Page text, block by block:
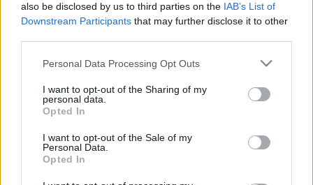
also be disclosed by us to third parties on the IAB’s List of
Downstream Participants that may further disclose it to other
Please note that this website/app uses one or more Google
not limited to your visit or usage behaviour. You may click to
grant or deny consent to Google and its third-party tags to
use your data for below specified purposes in below Google
consent section.
Personal Data Processing Opt Outs
I want to opt-out of the Sharing of my
personal data.
Opted In
I want to opt-out of the Sale of my
Personal Data.
Opted In
Játékmúzeum TV 238.adás - Audio
Sonic PP800 TV játék
ToyaHSW•2021. augusztus 21.
Ezen a héten ismét visszatér a Blog TV és egy újabb
régi játékot ismerhettek meg. A 70-es évek közepétől
nagyon népszerűek lettek a különböző TV játékok,
amelyek közül ezúttal az Audio Sonic PP800-ast
mutatom be nektek.Ha akkoriban voltatok gyerekek,
akkor azért, ha pedig fiatalok vagytok akkor…